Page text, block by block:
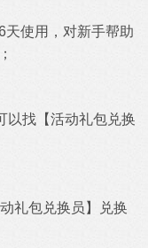
天使用，对新手帮助
以找【活动礼包兑换
礼包兑换员】兑换